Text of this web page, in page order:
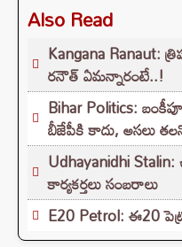
Also Read
Kangana Ranaut:
రనౌత్ ఏమన్నారంటే..!
Bihar Politics:
బీజేపీకి కాదు, అసలు
Udhayanidhi
కార్యకర్తలు సంబరాలు
E20 Petrol: ఈ20